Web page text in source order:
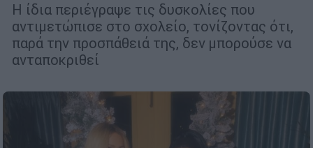
Η ίδια περιέγραψε τις δυσκολίες που
αντιμετώπισε στο σχολείο, τονίζοντας ότι,
παρά την προσπάθειά της, δεν μπορούσε να
ανταποκριθεί